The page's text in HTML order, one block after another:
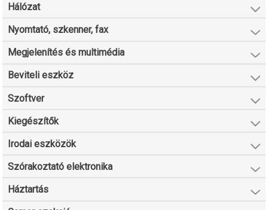
Hálózat
Nyomtató, szkenner, fax
Megjelenítés és multimédia
Beviteli eszköz
Szoftver
Kiegészítők
Irodai eszközök
Szórakoztató elektronika
Háztartás